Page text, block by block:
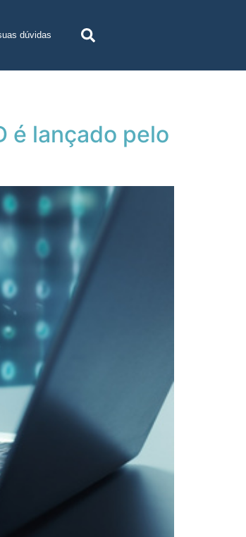
dúvidas
é lançado pelo